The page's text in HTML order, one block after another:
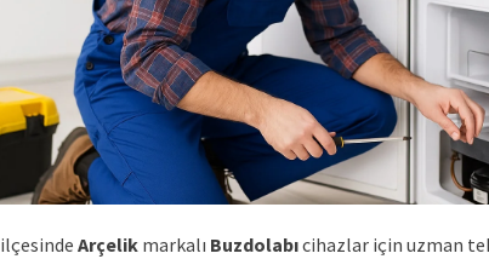
ilçesinde Arçelik markalı Buzdolabıcihazlar için uzman